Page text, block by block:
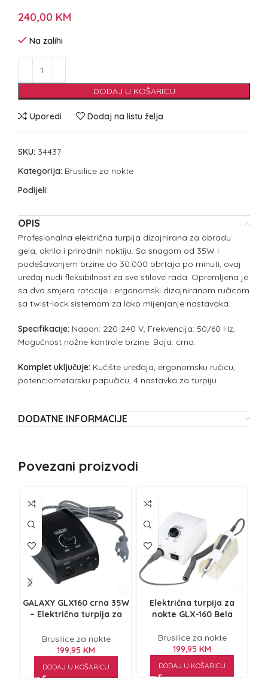
240,00 KM
Na zalihi
DODAJ U KOŠARICU
Uporedi Dodaj na listu želja
SKU: 34437
Kategorija: Brusilice za nokte
Podijeli:
OPIS
Profesionalna električna turpija dizajnirana za obradu
gela, akrila i prirodnih noktiju. Sa snagom od 35W i
podešavanjem brzine do 30.000 obrtaja po minuti, ovaj
uređaj nudi fleksibilnost za sve stilove rada. Opremljena je
sa dva smjera rotacije i ergonomski dizajniranom ručicom
sa twist-lock sistemom za lako mijenjanje nastavaka.
Specifikacije: Napon: 220-240 V, Frekvencija: 50/60 Hz,
Mogućnost nožne kontrole brzine. Boja: crna.
Komplet uključuje: Kućište uređaja, ergonomsku ručicu,
potenciometarsku papučicu, 4 nastavka za turpiju.
DODATNE INFORMACIJE
Povezani proizvodi
GALAXY GLX160 crna 35W
– Električna turpija za
Brusilice za nokte
199,95 KM
DODAJ U KOŠARICU
Električna turpija za
nokte GLX-160 Bela
Brusilice za nokte
199,95 KM
DODAJ U KOŠARICU